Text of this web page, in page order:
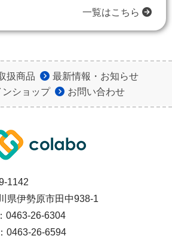
ジをリニューアル
一覧はこちら
扱商品
最新情報・お知らせ
ンショップ
お問い合わせ
1142
県伊勢原市田中938-1
0463-26-6304
0463-26-6594